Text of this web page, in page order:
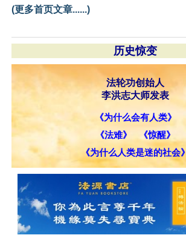
(更多首页文章......)
历史惊变
法轮功创始人
李洪志大师发表
《为什么会有人类》
《法难》
《惊醒》
《为什么人类是迷的社会》